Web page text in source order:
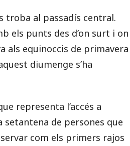
troba al passadís central.
els punts des d’on surt i on
als equinoccis de primavera
diumenge s’ha
representa l’accés a
setantena de persones que
com els primers rajos